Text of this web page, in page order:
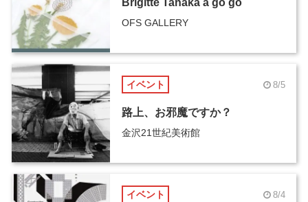
Brigitte Tanaka ā go go
OFS GALLERY
イベント 8/5
路上、お邪魔ですか？
金沢21世紀美術館
イベント 8/4